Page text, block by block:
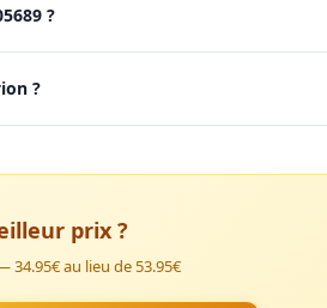
?
?
prix ?
au lieu de 53.95€